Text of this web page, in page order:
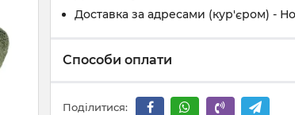
Доставка за адресами (кур'єром) -
Способи оплати
Поділитися: